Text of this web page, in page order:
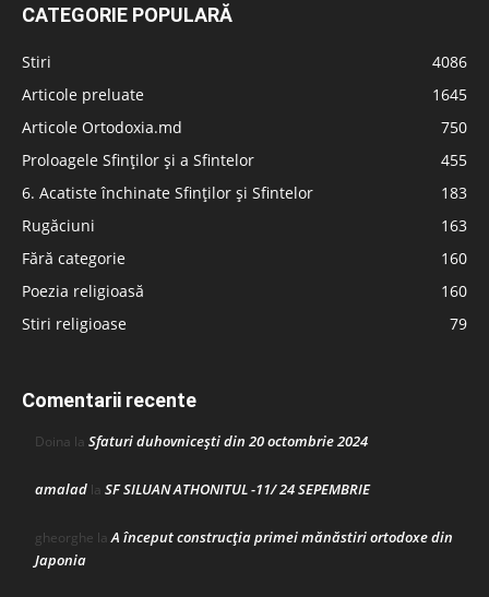
CATEGORIE POPULARĂ
Stiri
4086
Articole preluate
1645
Articole Ortodoxia.md
750
Proloagele Sfinților și a Sfintelor
455
6. Acatiste închinate Sfinților și Sfintelor
183
Rugăciuni
163
Fără categorie
160
Poezia religioasă
160
Stiri religioase
79
Comentarii recente
Doina la Sfaturi duhovnicești din 20 octombrie 2024
amalad la SF SILUAN ATHONITUL -11/ 24 SEPEMBRIE
gheorghe laA început construcţia primei mănăstiri ortodoxe din
Japonia